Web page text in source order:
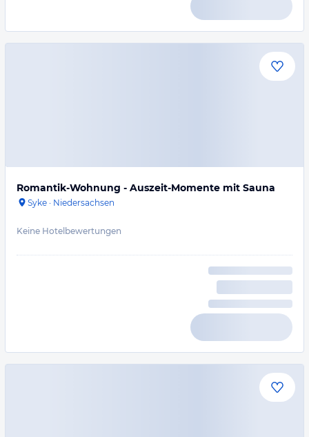
Romantik-Wohnung - Auszeit-Momente mit Sauna
Syke · Niedersachsen
Keine Hotelbewertungen